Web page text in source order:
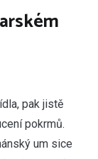
pak jistě
pokrmů.
um sice